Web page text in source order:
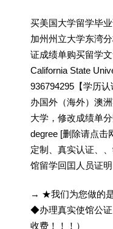
买美国大学留学毕
加州州立大学东湾
证成绩单购买留学
California State
936794295【学历
办国外（海外）澳
大学，修改成绩单
degree [删除请点击
定制、真实认证、
馆留学回囯人员证
→ ★我们为您做的是
◆办理真实使馆公
收费！！！）